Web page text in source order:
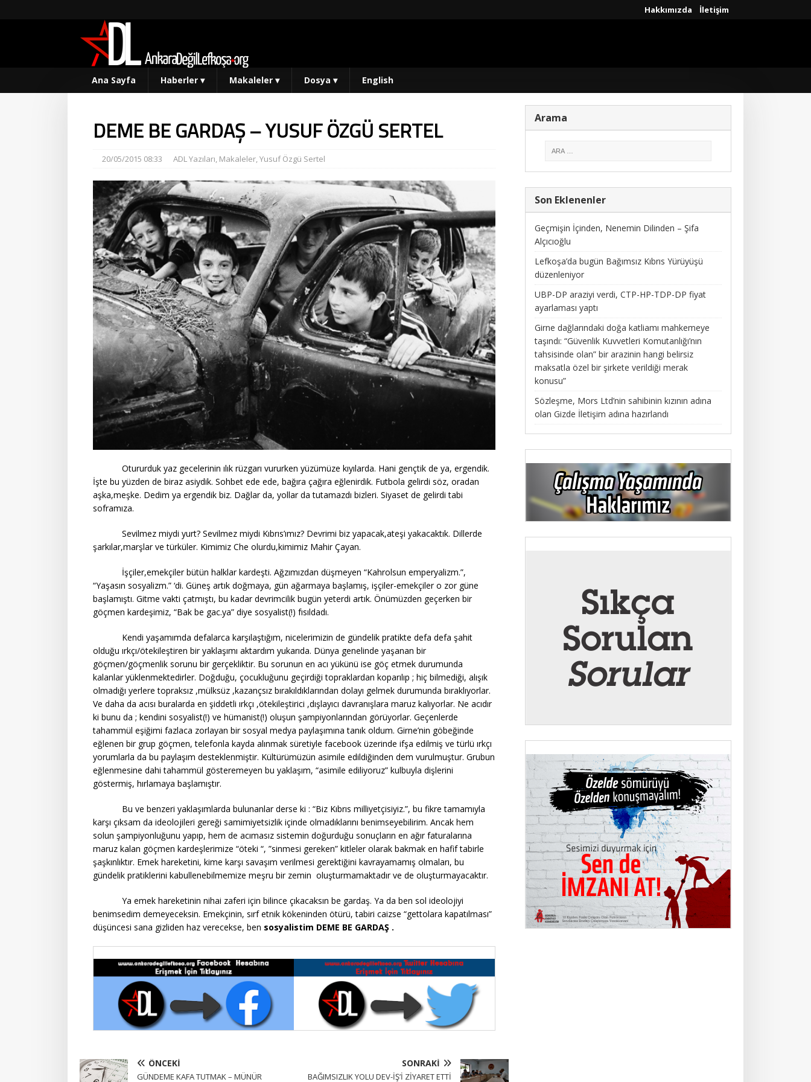
Hakkımızda İletişim
Ana Sayfa Haberler ▾ Makaleler ▾ Dosya ▾ English
DEME BE GARDAŞ – YUSUF ÖZGÜ SERTEL
20/05/2015 08:33 ADL Yazıları, Makaleler,Yusuf Özgü Sertel
Otururduk yaz gecelerinin ılık rüzgarı vururken yüzümüze kıyılarda. Hani gençtik de ya, ergendik.
İşte bu yüzden de biraz asiydik. Sohbet ede ede, bağıra çağıra eğlenirdik. Futbola gelirdi söz, oradan
aşka,meşke. Dedim ya ergendik biz. Dağlar da, yollar da tutamazdı bizleri. Siyaset de gelirdi tabi
soframıza.
Sevilmez miydi yurt? Sevilmez miydi Kıbrıs’ımız? Devrimi biz yapacak,ateşi yakacaktık. Dillerde
şarkılar,marşlar ve türküler. Kimimiz Che olurdu,kimimiz Mahir Çayan.
İşçiler,emekçiler bütün halklar kardeşti. Ağzımızdan düşmeyen “Kahrolsun emperyalizm.”,
“Yaşasın sosyalizm.” ‘di. Güneş artık doğmaya, gün ağarmaya başlamış, işçiler-emekçiler o zor güne
başlamıştı. Gitme vakti çatmıştı, bu kadar devrimcilik bugün yeterdi artık. Önümüzden geçerken bir
göçmen kardeşimiz, “Bak be gac.ya” diye sosyalist(!) fısıldadı.
Kendi yaşamımda defalarca karşılaştığım, nicelerimizin de gündelik pratikte defa defa şahit
olduğu ırkçı/ötekileştiren bir yaklaşımı aktardım yukarıda. Dünya genelinde yaşanan bir
göçmen/göçmenlik sorunu bir gerçekliktir. Bu sorunun en acı yükünü ise göç etmek durumunda
kalanlar yüklenmektedirler. Doğduğu, çocukluğunu geçirdiği topraklardan koparılıp ; hiç bilmediği, alışık
olmadığı yerlere topraksız ,mülksüz ,kazançsız bırakıldıklarından dolayı gelmek durumunda bıraklıyorlar.
Ve daha da acısı buralarda en şiddetli ırkçı ,ötekileştirici ,dışlayıcı davranışlara maruz kalıyorlar. Ne acıdır
ki bunu da ; kendini sosyalist(!) ve hümanist(!) oluşun şampiyonlarından görüyorlar. Geçenlerde
tahammül eşiğimi fazlaca zorlayan bir sosyal medya paylaşımına tanık oldum. Girne’nin göbeğinde
eğlenen bir grup göçmen, telefonla kayda alınmak süretiyle facebook üzerinde ifşa edilmiş ve türlü ırkçı
yorumlarla da bu paylaşım desteklenmiştir. Kültürümüzün asimile edildiğinden dem vurulmuştur. Grubun
eğlenmesine dahi tahammül gösteremeyen bu yaklaşım, “asimile ediliyoruz” kulbuyla dişlerini
göstermiş, hırlamaya başlamıştır.
Bu ve benzeri yaklaşımlarda bulunanlar derse ki : “Biz Kıbrıs milliyetçisiyiz.”, bu fikre tamamıyla
karşı çıksam da ideolojileri gereği samimiyetsizlik içinde olmadıklarını benimseyebilirim. Ancak hem
solun şampiyonluğunu yapıp, hem de acımasız sistemin doğurduğu sonuçların en ağır faturalarına
maruz kalan göçmen kardeşlerimize “öteki “, ”sinmesi gereken” kitleler olarak bakmak en hafif tabirle
şaşkınlıktır. Emek hareketini, kime karşı savaşım verilmesi gerektiğini kavrayamamış olmaları, bu
gündelik pratiklerini kabullenebilmemize meşru bir zemin oluşturmamaktadır ve de oluşturmayacaktır.
Ya emek hareketinin nihai zaferi için bilince çıkacaksın be gardaş. Ya da ben sol ideolojiyi
benimsedim demeyeceksin. Emekçinin, sırf etnik kökeninden ötürü, tabiri caizse “gettolara kapatılması”
düşüncesi sana gizliden haz verecekse, ben sosyalistim DEME BE GARDAŞ .
ÖNCEKI
GÜNDEME KAFA TUTMAK – MÜNÜR
SONRAKI
BAĞIMSIZLIK YOLU DEV-İŞ’İ ZİYARET ETTİ
Arama
Son Eklenenler
Geçmişin İçinden, Nenemin Dilinden – Şifa
Alçıcıoğlu
Lefkoşa’da bugün Bağımsız Kıbrıs Yürüyüşü
düzenleniyor
UBP-DP araziyi verdi, CTP-HP-TDP-DP fiyat
ayarlaması yaptı
Girne dağlarındaki doğa katliamı mahkemeye
taşındı: “Güvenlik Kuvvetleri Komutanlığı’nın
tahsisinde olan” bir arazinin hangi belirsiz
maksatla özel bir şirkete verildiği merak
konusu”
Sözleşme, Mors Ltd’nin sahibinin kızının adına
olan Gizde İletişim adına hazırlandı